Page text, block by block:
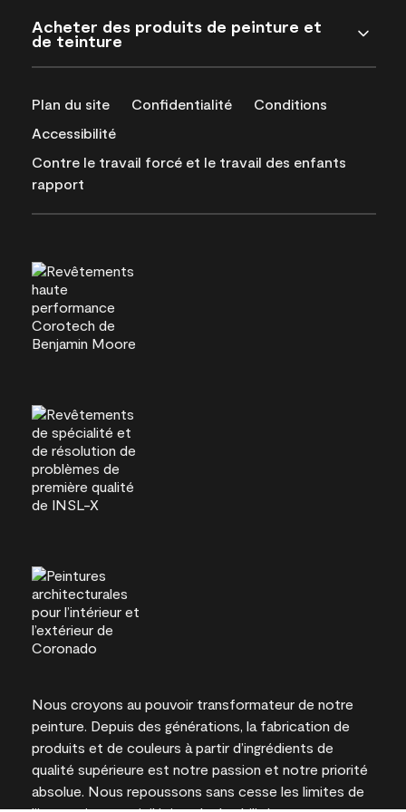
Acheter des produits de peinture et
de teinture
Plan du site Confidentialité
Conditions
Accessibilité
Contre le travail forcé et le travail des enfants
rapport
Nous croyons au pouvoir transformateur de notre
peinture. Depuis des générations, la fabrication de
produits et de couleurs à partir d’ingrédients de
qualité supérieure est notre passion et notre priorité
absolue. Nous repoussons sans cesse les limites de